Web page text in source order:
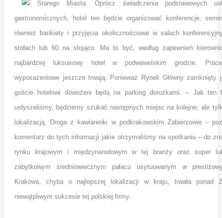
Starego Miasta. Oprócz świadczenia podstawowych
gastronomicznych, hotel ten będzie organizować konferencje,
również bankiety i przyjęcia okolicznościowe w salach
stołach lub 60 na stojąco. Ma to być, według zapewnień
najbardziej luksusowy hotel w podwawelskim grodzie.
wyposażeniowe jeszcze trwają. Ponieważ Rynek Główny zamknięty
goście hotelowi dowożeni będą na parking dorożkami. – Jak ten
usłyszeliśmy, będziemy szukać następnych miejsc na kolejne, ale
lokalizacją. Droga z kawiarenki w podkrakowskim Zabierzowie –
komentarz do tych informacji jakie otrzymaliśmy na spotkaniu – do
rynku krajowym i międzynarodowym w tej branży oraz super
zabytkowym średniowiecznym pałacu usytuowanym w
Krakowa, chyba o najlepszej lokalizacji w kraju, trwała
niewątpliwym sukcesie tej polskiej firmy.